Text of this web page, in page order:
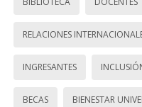
RELACIONES
INGRESANTES
BECAS BIENESTAR